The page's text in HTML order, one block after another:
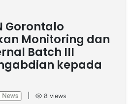
Gorontalo
Monitoring dan
Batch III
kepada
8 views